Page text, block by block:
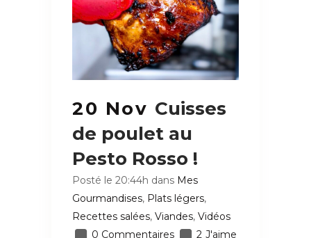
20 Nov Cuisses
de poulet au
Pesto Rosso !
Posté le 20:44h dans Mes
Gourmandises, Plats légers,
Recettes salées, Viandes, Vidéos
0 Commentaires
2 J'aime